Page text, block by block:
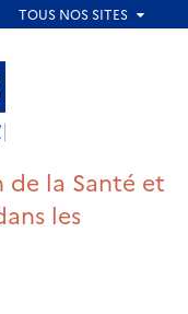
de la Santé et
les